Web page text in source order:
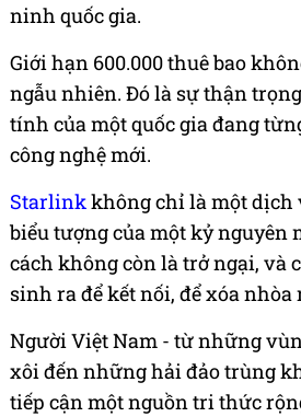
ninh quốc gia.
Giới hạn 600.000 thuê bao
ngẫu nhiên. Đó là sự thận
tính của một quốc gia đang
công nghệ mới.
Starlinkkhông chỉ là một dịch
biểu tượng của một kỷ nguyên
cách không còn là trở ngại, và
sinh ra để kết nối, để xóa nhòa
Người Việt Nam - từ những
xôi đến những hải đảo trùng
tiếp cận một nguồn tri thức